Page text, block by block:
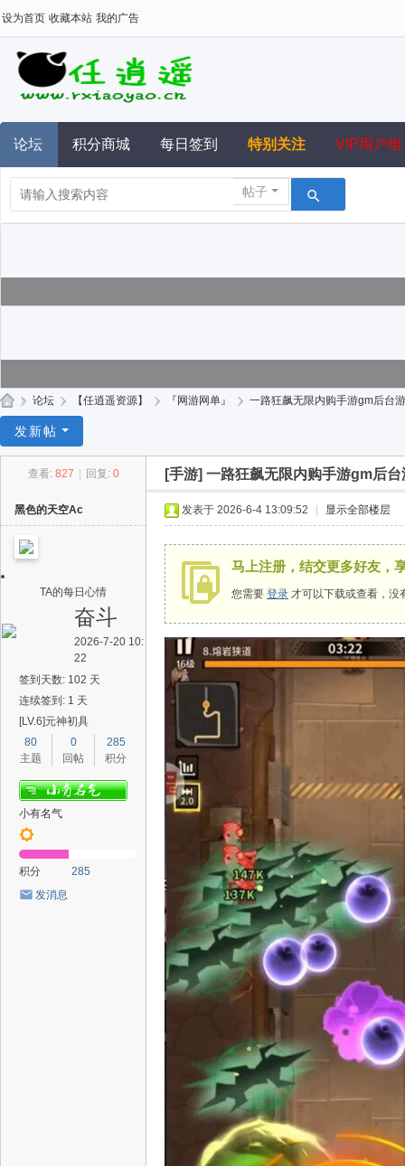
设为首页 收藏本站 我的广告
论坛 积分商城 每日签到 特别关注 VIP用户组
帖子
逍
» 论坛 › 【任逍遥资源】 › 『网游网单』 › 一路狂飙无限内购手游gm后台
发新帖
查看: 827 回复: 0 [手游] 一路狂飙无限内购手游gm后
黑色的天空Ac
TA的每日心情
奋斗
2026-7-20 10:
22
签到天数: 102 天
连续签到: 1 天
[LV.6]元神初具
80
主题
0
回帖
285
积分
小有名气
积分
285
发消息
发表于 2026-6-4 13:09:52 显示全部楼层
马上注册，结交更多好友，
您需要 登录 才可以下载或查看，没